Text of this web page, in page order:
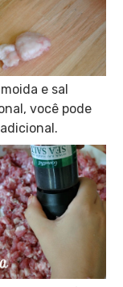
e sal
você pode